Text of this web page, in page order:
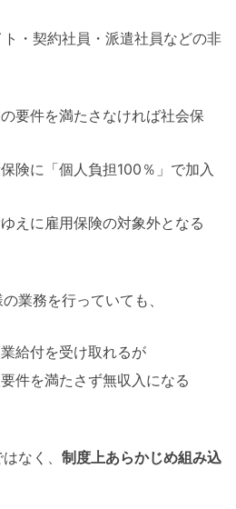
・契約社員・派遣社員などの非
要件を満たさなければ社会保
険に「個人負担100％」で加入
えに雇用保険の対象外となる
業務を行っていても、
給付を受け取れるが
件を満たさず無収入になる
なく、 制度上あらかじめ組み込